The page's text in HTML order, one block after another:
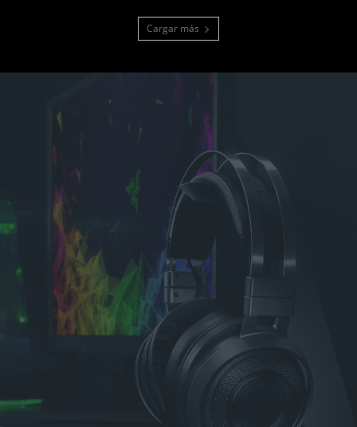
Cargar más